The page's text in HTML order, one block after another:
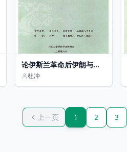
论伊斯兰革命后伊朗与以
色列的关系
杜冲
上一页 1 2 3